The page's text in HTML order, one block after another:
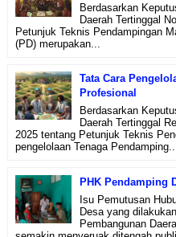
Berdasarkan
Daerah Tertinggal
Petunjuk Teknis Pendampingan
(PD) merupakan...
Tata Cara
Profesional
Berdasarkan
Daerah Tertinggal
2025 tentang Petunjuk Teknis
pengelolaan Tenaga
PHK Pendamping
Isu Pemutusan
Desa yang
Pembangunan